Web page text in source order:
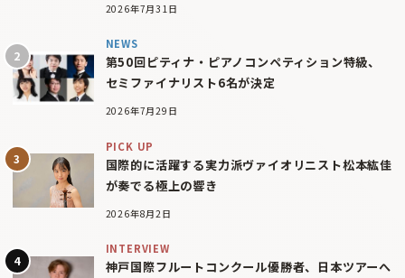
2026年7月31日
NEWS
第50回ピティナ・ピアノコンペティション特級、
セミファイナリスト6名が決定
2026年7月29日
PICK UP
国際的に活躍する実力派ヴァイオリニスト松本紘佳
が奏でる極上の響き
2026年8月2日
INTERVIEW
神戸国際フルートコンクール優勝者、日本ツアーへ